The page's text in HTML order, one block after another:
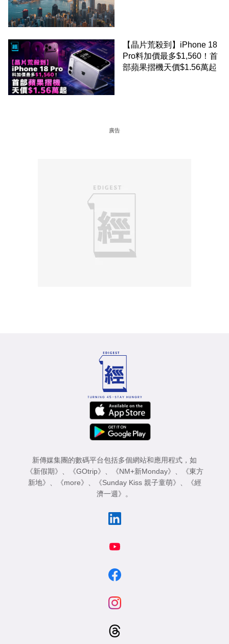
【晶片荒殺到】iPhone 18
Pro料加價最多$1,560！首
部蘋果摺機天價$1.56萬起
廣告
新傳媒集團的數碼平台包括多個網站和應用程式，如
《新假期》
《GOtrip》 《NM+新Monday》
《東方
新地》
《more》 《Sunday Kiss 親子童萌》
《經
濟一週》
。